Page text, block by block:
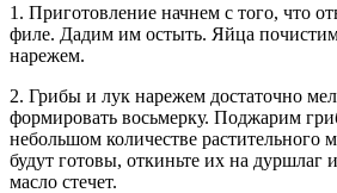
1. Приготовление начнем с того, что
филе. Дадим им остыть. Яйца
нарежем.
2. Грибы и лук нарежем достаточно
формировать восьмерку. Поджарим
небольшом количестве растительного
будут готовы, откиньте их на дуршлаг
масло стечет.